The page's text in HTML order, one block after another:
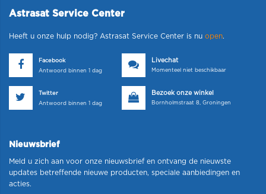
Astrasat Service Center
Heeft u onze hulp nodig? Astrasat Service Center is nu open.
Facebook
Antwoord binnen 1 dag
Livechat
Momenteel niet beschikbaar
Twitter
Antwoord binnen 1 dag
Bezoek onze winkel
Bornholmstraat 8, Groningen
Nieuwsbrief
Meld u zich aan voor onze nieuwsbrief en ontvang de nieuwste
updates betreffende nieuwe producten, speciale aanbiedingen en
acties.